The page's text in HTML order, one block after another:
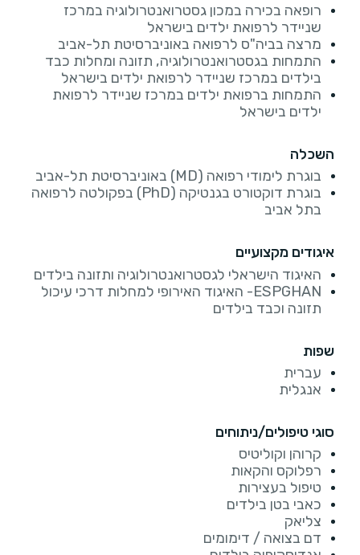
רופאה בכירה במכון גסטרואנטרולוגיה במרכז
שניידר לרפואת ילדים בישראל
מרצה בביה"ס לרפואה באוניברסיטת תל-אביב
התמחות בגסטרואנטרולוגיה, תזונה ומחלות כבד
בילדים במרכז שניידר לרפואת ילדים בישראל
התמחות ברפואת ילדים במרכז שניידר לרפואת
ילדים בישראל
השכלה
בוגרת לימודי רפואה (MD) באוניברסיטת תל-אביב
בוגרת דוקטורט בגנטיקה (PhD) בפקולטה לרפואה
בתל אביב
איגודים מקצועיים
האיגוד הישראלי לגסטרואנטרולוגיה ותזונה בילדים
ESPGHAN- האיגוד האירופי למחלות דרכי עיכול
תזונה וכבד בילדים
שפות
עברית
אנגלית
סוגי טיפולים/ניתוחים
קרוהן וקוליטיס
רפלוקס והקאות
טיפול בעצירות
כאבי בטן בילדים
צליאק
דם בצואה / דימומים